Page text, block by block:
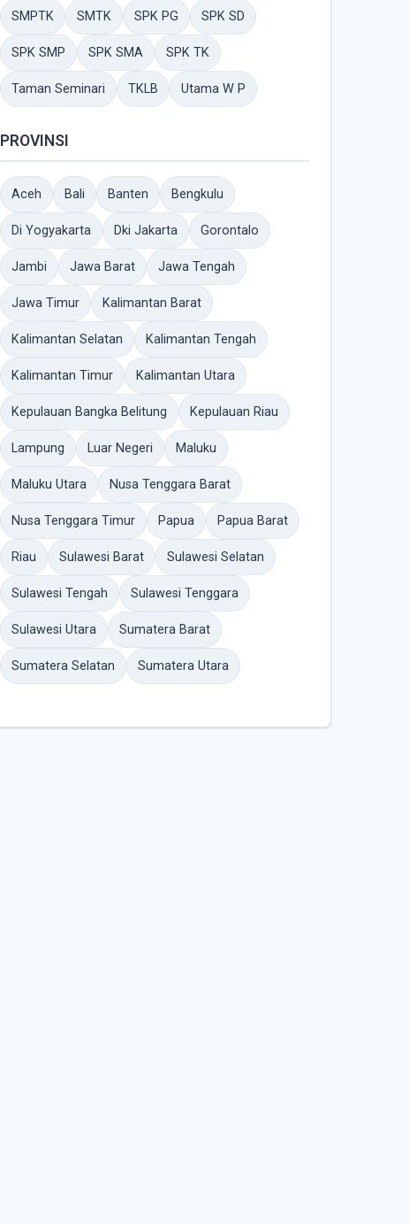
SMPTK SMTK SPK PG SPK SD
SPK SMP SPK SMA SPK TK
Taman Seminari TKLB Utama W P
PROVINSI
Aceh Bali Banten Bengkulu
Di Yogyakarta Dki Jakarta Gorontalo
Jambi Jawa Barat Jawa Tengah
Jawa Timur Kalimantan Barat
Kalimantan Selatan Kalimantan Tengah
Kalimantan Timur Kalimantan Utara
Kepulauan Bangka Belitung Kepulauan Riau
Lampung Luar Negeri Maluku
Maluku Utara Nusa Tenggara Barat
Nusa Tenggara Timur Papua Papua Barat
Riau Sulawesi Barat Sulawesi Selatan
Sulawesi Tengah Sulawesi Tenggara
Sulawesi Utara Sumatera Barat
Sumatera Selatan Sumatera Utara